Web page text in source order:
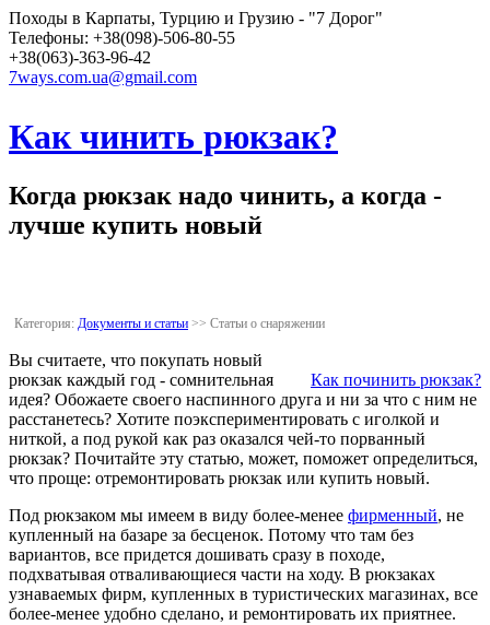
Походы в Карпаты, Турцию и Грузию - "7 Дорог"
Телефоны: +38(098)-506-80-55
+38(063)-363-96-42
7ways.com.ua@gmail.com
Как чинить рюкзак?
Когда рюкзак надо чинить, а когда -
лучше купить новый
Категория: Документы и статьи >> Статьи о снаряжении
Как починить рюкзак?
Вы считаете, что покупать новый
рюкзак каждый год - сомнительная
идея? Обожаете своего наспинного друга и ни за что с ним не
расстанетесь? Хотите поэкспериментировать с иголкой и
ниткой, а под рукой как раз оказался чей-то порванный
рюкзак? Почитайте эту статью, может, поможет определиться,
что проще: отремонтировать рюкзак или купить новый.
Под рюкзаком мы имеем в виду более-менее фирменный, не
купленный на базаре за бесценок. Потому что там без
вариантов, все придется дошивать сразу в походе,
подхватывая отваливающиеся части на ходу. В рюкзаках
узнаваемых фирм, купленных в туристических магазинах, все
более-менее удобно сделано, и ремонтировать их приятнее.